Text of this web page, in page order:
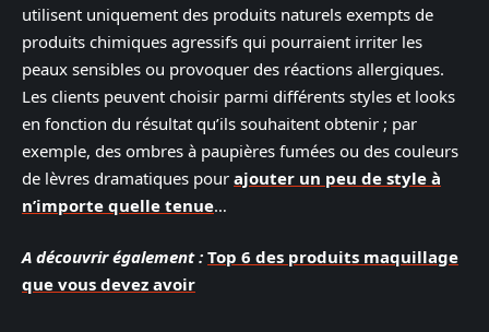
utilisent uniquement des produits naturels exempts de
produits chimiques agressifs qui pourraient irriter les
peaux sensibles ou provoquer des réactions allergiques.
Les clients peuvent choisir parmi différents styles et looks
en fonction du résultat qu’ils souhaitent obtenir ; par
exemple, des ombres à paupières fumées ou des couleurs
de lèvres dramatiques pour ajouter un peu de style à
n’importe quelle tenue…
A découvrir également : Top 6 des produits maquillage
que vous devez avoir